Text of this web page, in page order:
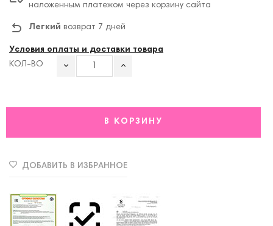
наложенным платежом через корзину сайта
Легкий возврат 7 дней
Условия оплаты и доставки товара
КОЛ-ВО
В КОРЗИНУ
ДОБАВИТЬ В ИЗБРАННОЕ